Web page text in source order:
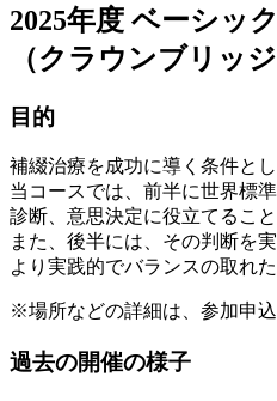
2025年度 ベーシッ
（クラウンブリッジ
目的
補綴治療を成功に導く条件と
当コースでは、前半に世界標
診断、意思決定に役立てるこ
また、後半には、その判断を
より実践的でバランスの取れ
※場所などの詳細は、参加申
過去の開催の様子